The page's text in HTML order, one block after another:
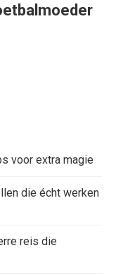
voor extra magie
die écht werken
reis die